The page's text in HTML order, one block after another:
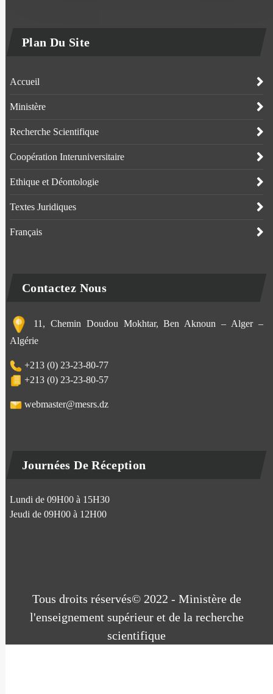
Plan Du Site
Accueil
Ministère
Recherche Scientifique
Coopération Interuniversitaire
Ethique et Déontologie
Textes Juridiques
Français
Contactez Nous
11, Chemin Doudou Mokhtar, Ben Aknoun – Alger –
Algérie
+213 (0) 23-23-80-77
+213 (0) 23-23-80-57
webmaster@mesrs.dz
Journées De Réception
Lundi de 09H00 à 15H30
Jeudi de 09H00 à 12H00
Tous droits réservés© 2022 - Ministère de
l'enseignement supérieur et de la recherche
scientifique